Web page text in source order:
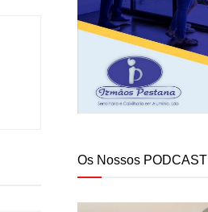
Os Nossos PODCAST